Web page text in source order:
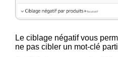
Le ciblage négatif vous
ne pas cibler un mot-clé